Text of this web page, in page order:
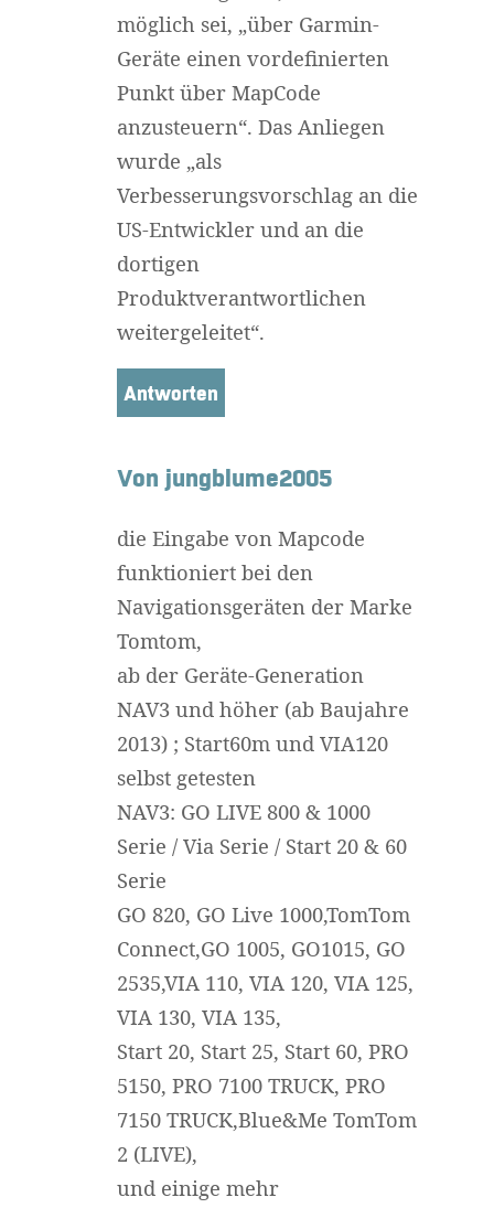
möglich sei, „über Garmin-
Geräte einen vordefinierten
Punkt über MapCode
anzusteuern“. Das Anliegen
wurde „als
Verbesserungsvorschlag an die
US-Entwickler und an die
dortigen
Produktverantwortlichen
weitergeleitet“.
Antworten
Von jungblume2005
die Eingabe von Mapcode
funktioniert bei den
Navigationsgeräten der Marke
Tomtom,
ab der Geräte-Generation
NAV3 und höher (ab Baujahre
2013) ; Start60m und VIA120
selbst getesten
NAV3: GO LIVE 800 & 1000
Serie / Via Serie / Start 20 & 60
Serie
GO 820, GO Live 1000,TomTom
Connect,GO 1005, GO1015, GO
2535,VIA 110, VIA 120, VIA 125,
VIA 130, VIA 135,
Start 20, Start 25, Start 60, PRO
5150, PRO 7100 TRUCK, PRO
7150 TRUCK,Blue&Me TomTom
2 (LIVE),
und einige mehr